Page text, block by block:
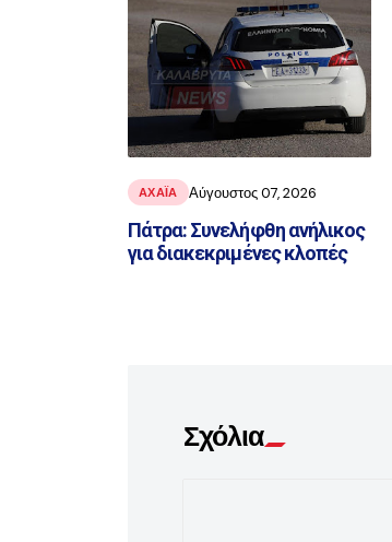
ΑΧΑΪ́Α Αύγουστος 07, 2026
Πάτρα: Συνελήφθη ανήλικος
για διακεκριμένες κλοπές
Σχόλια